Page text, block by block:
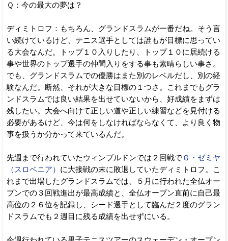
Ｑ：今の最大の夢は？
ディミトロフ：もちろん、グランドスラムが一番だね。そう言
い続けているけど、テニス選手としては誰もが目標に思ってい
る大会なんだ。トップ１０入りしたり、トップ１０に居続ける
事や世界のトップ選手の仲間入りをする事も素晴らしい事さ。
でも、グランドスラムでの優勝はまた別のレベルだし、別の経
験なんだ。断然、それが大きな目標の１つさ。これまでもグラ
ンドスラムでは良い結果を出せていないから、好成績をまずは
残したい。大会へ向けて正しい道や正しい練習などを見付ける
必要があるけど、今は何をしなければならなくて、より良く物
事を扱うか分かって来ているんだ。
先週まで行われていたウィンブルドンでは２回戦でＧ・ゼミヤ
（スロベニア） に大接戦の末に敗退していたディミトロフ。こ
れまで出場したグランドスラムでは、５月に行われた全仏オー
プンでの３回戦進出が最高成績と、全仏オープン直前に自己最
高位の２６位を記録し、シード選手として臨んだ２度のグラン
ドスラムでも２週目に残る成績を出せずにいる。